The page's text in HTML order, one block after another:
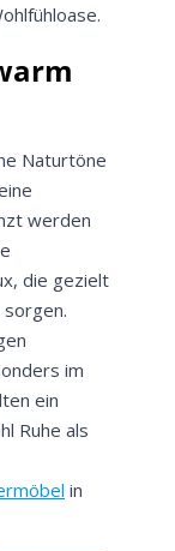
Naturtöne
werden
die gezielt
im
ein
Ruhe als
in